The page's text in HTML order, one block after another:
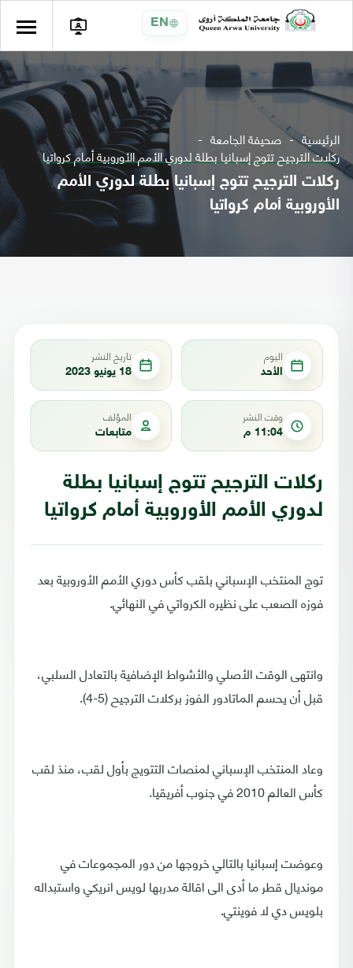
EN
الرئيسية صحيفة الجامعة
ركلات الترجيح تتوج إسبانيا بطلة لدوري الأمم الأوروبية أمام كرواتيا
ركلات الترجيح تتوج إسبانيا بطلة لدوري الأمم
الأوروبية أمام كرواتيا
اليوم
الأحد
تاريخ النشر
18 يونيو 2023
وقت النشر
11:04 م
المؤلف
متابعات
ركلات الترجيح تتوج إسبانيا بطلة
لدوري الأمم الأوروبية أمام كرواتيا
توج المنتخب الإسباني بلقب كأس دوري الأمم الأوروبية بعد
فوزه الصعب على نظيره الكرواتي في النهائي.
وانتهى الوقت الأصلي والأشواط الإضافية بالتعادل السلبي،
قبل أن يحسم الماتادور الفوز بركلات الترجيح (5-4).
وعاد المنتخب الإسباني لمنصات التتويج بأول لقب، منذ لقب
كأس العالم 2010 في جنوب أفريقيا.
وعوضت إسبانيا بالتالي خروجها من دور المجموعات في
مونديال قطر ما أدى الى اقالة مدربها لويس انريكي واستبداله
بلويس دي لا فوينتي.